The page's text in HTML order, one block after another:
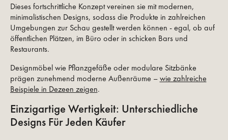
Dieses fortschrittliche Konzept vereinen sie mit modernen,
minimalistischen Designs, sodass die Produkte in zahlreichen
Umgebungen zur Schau gestellt werden können - egal, ob auf
öffentlichen Plätzen, im Büro oder in schicken Bars und
Restaurants.
Designmöbel wie Pflanzgefäße oder modulare Sitzbänke
prägen zunehmend moderne Außenräume –wie zahlreiche
Beispiele in Dezeen zeigen.
Einzigartige Wertigkeit: Unterschiedliche
Designs Für Jeden Käufer